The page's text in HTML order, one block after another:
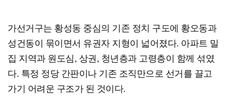
가선거구는 황성동 중심의 기존 정치 구도에 황오동과
성건동이 묶이면서 유권자 지형이 넓어졌다. 아파트 밀
집 지역과 원도심, 상권, 청년층과 고령층이 함께 섞였
다. 특정 정당 간판이나 기존 조직만으로 선거를 끌고
가기 어려운 구조가 된 것이다.